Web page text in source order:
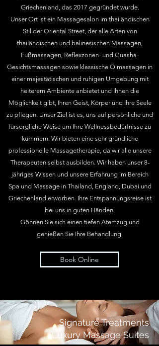
Griechenland, das 2017 gegründet wurde.
Unser Ort ist ein Massagesalon im thailändischen
Stil der Oriental Street, der alle Arten von
thailändischen und balinesischen Massagen,
Fußmassagen, Reflexzonen- und Guasha-
Gesichtsmassagen sowie klassische Ölmassagen in
einer majestätischen und ruhigen Umgebung mit
heiterem Ambiente anbietet und Ihnen die
Möglichkeit gibt, Ihren Geist, Körper und Ihre Seele
zu pflegen. Unser Ziel ist es, uns auf persönliche und
fürsorgliche Weise um Ihre Wellnessbedürfnisse zu
kümmern. Wir bieten eine sehr gründliche
professionelle Massagetherapie, da wir alle unsere
Therapeuten selbst ausbilden. Wir haben unser 8-
jähriges Wissen und unsere Erfahrung im Bereich
Spa und Massage in Thailand, England, Dubai und
Griechenland erworben. Ihre Entspannungsreise ist
bei uns in guten Händen.
Gönnen Sie sich einen tiefen Atemzug und
genießen Sie Ihre Behandlung.
Book Online
Signature Treatments
Luxury Massage Suites